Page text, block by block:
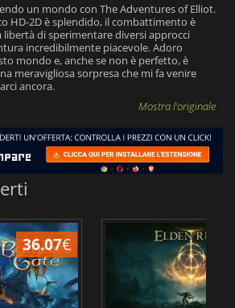
un mondo con The Adventures of Elliot.
HD-2D è splendido, il combattimento è
libertà di sperimentare diversi approcci
incredibilmente piacevole. Adoro
mondo e, anche se non è perfetto, è
meravigliosa sorpresa che mi fa venire
ancora.
Mostra l'originale
36.07€